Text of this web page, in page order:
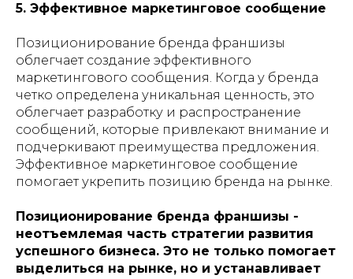
5. Эффективное маркетинговое сообщение
Позиционирование бренда франшизы
облегчает создание эффективного
маркетингового сообщения. Когда у бренда
четко определена уникальная ценность, это
облегчает разработку и распространение
сообщений, которые привлекают внимание и
подчеркивают преимущества предложения.
Эффективное маркетинговое сообщение
помогает укрепить позицию бренда на рынке.
Позиционирование бренда франшизы -
неотъемлемая часть стратегии развития
успешного бизнеса. Это не только помогает
выделиться на рынке, но и устанавливает